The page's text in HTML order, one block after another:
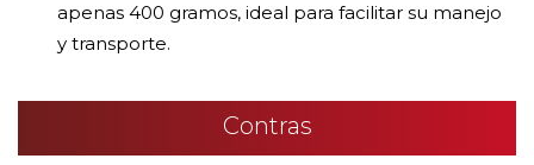
apenas 400 gramos, ideal para facilitar su manejo
y transporte.
Contras